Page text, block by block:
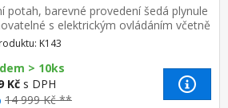
potah, barevné provedení šedá plynule
s elektrickým ovládáním včetně
křesla pro snadnější vstávání výška
cm, d...
K143
> 10ks
Kč s DPH
14 999 Kč **